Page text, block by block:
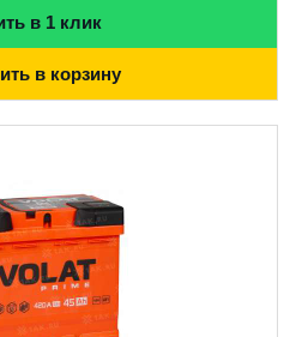
в 1 клик
в корзину